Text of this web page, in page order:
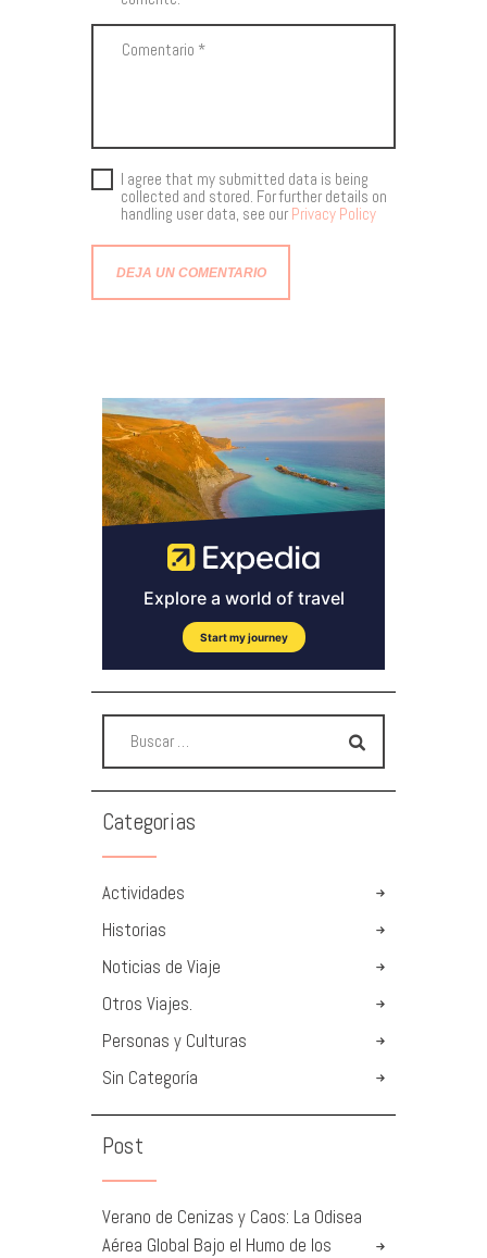
I agree that my submitted data is being
collected and stored. For further details on
handling user data, see our Privacy Policy
Categorias
Actividades
Historias
Noticias de Viaje
Otros Viajes.
Personas y Culturas
Sin Categoría
Post
Verano de Cenizas y Caos: La Odisea
Aérea Global Bajo el Humo de los